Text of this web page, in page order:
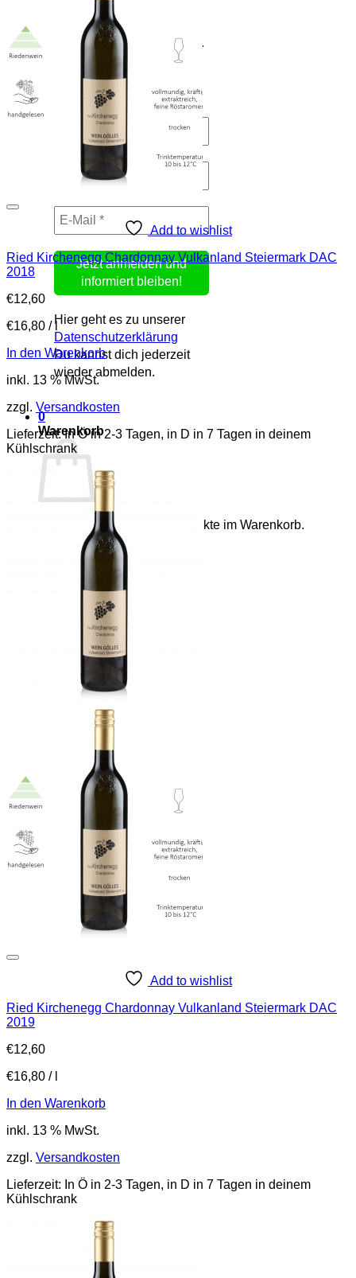
unseren Betrieb auf dem
Laufenden und erfahre als
Erster was sich bei uns tut.
Als Dankeschön gibt es
einen Gutschein für
unseren Webshop.
Hier geht es zu unserer
Datenschutzerklärung
Du kannst dich jederzeit
wieder abmelden.
0
Warenkorb
Es befinden sich keine Produkte im Warenkorb.
Zurück zum Shop
Add to wishlist
Ried Kirchenegg Chardonnay Vulkanland Steiermark DAC
2018
€12,60
€16,80 /l
In den Warenkorb
inkl. 13 % MwSt.
zzgl. Versandkosten
Lieferzeit:In Ö in 2-3 Tagen, in D in 7 Tagen in deinem
Kühlschrank
Add to wishlist
Ried Kirchenegg Chardonnay Vulkanland Steiermark DAC
2019
€12,60
€16,80 /
In den Warenkorb
inkl. 13 % MwSt.
zzgl. Versandkosten
Lieferzeit: In Ö in 2-3 Tagen, in D in 7 Tagen in deinem
Kühlschrank